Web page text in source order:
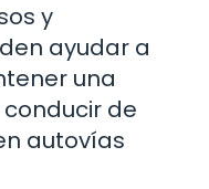
y
ayudar a
una
de
autovías